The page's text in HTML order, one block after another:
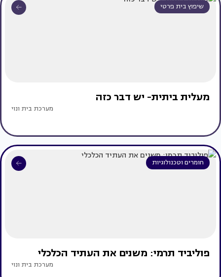
שיפוץ בית פרטי
מעלית ביתית- יש דבר כזה
מערכת בית ונוי
חומרים וטכנולוגיות
פוליביד תרמי: משנים את העתיד הכלכלי
מערכת בית ונוי